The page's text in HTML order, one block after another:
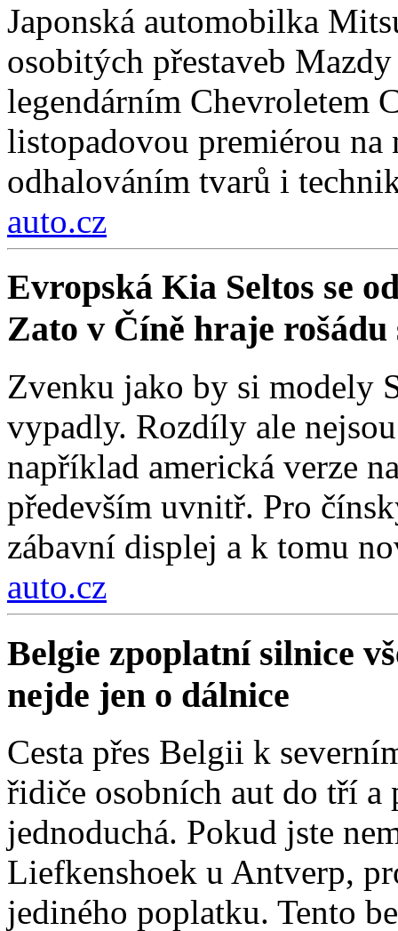
Japonská automobilka
osobitých přestaveb
legendárním Chevroletem
listopadovou premiérou
odhalováním tvarů i
auto.cz
Evropská Kia Seltos se
Zato v Číně hraje
Zvenku jako by si modely
vypadly. Rozdíly ale
například americká verze
především uvnitř. Pro
zábavní displej a k tomu
auto.cz
Belgie zpoplatní silnice
nejde jen o dálnice
Cesta přes Belgii k
řidiče osobních aut do tří
jednoduchá. Pokud jste
Liefkenshoek u Antverp,
jediného poplatku. Tento